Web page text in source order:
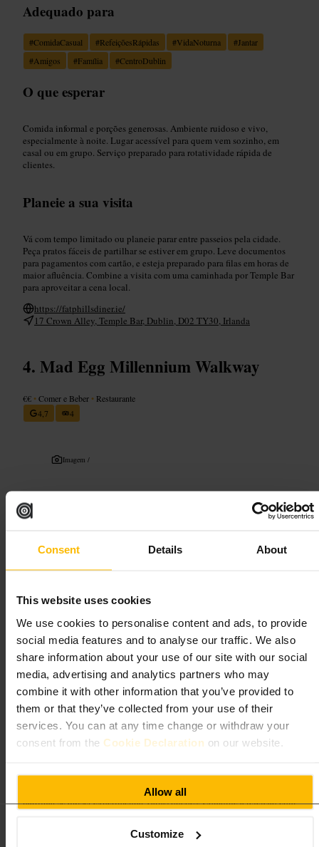
Consent Details About
This website uses cookies
We use cookies to personalise content and ads, to provide
social media features and to analyse our traffic. We also
share information about your use of our site with our social
media, advertising and analytics partners who may
combine it with other information that you’ve provided to
them or that they’ve collected from your use of their
services. You can at any time change or withdraw your
consent from the Cookie Declaration on our website.
Allow all
Customize
Adequado para
#ComidaCasual #RefeiçõesRápidas #VidaNoturna #Jantar
#Amigos #Família #CentroDublin
O que esperar
Comida informal e porções generosas. Ambiente ruidoso e vivo,
especialmente à noite. Lugar acessível para quem vem sozinho, em
casal ou em grupo. Serviço preparado para rotatividade rápida de
clientes.
Planeie a sua visita
Vá com tempo limitado ou planeie parar entre passeios pela cidade.
Peça pratos fáceis de partilhar se estiver em grupo. Leve documentos
para pagamentos com cartão, e esteja preparado para filas em horas de
maior afluência. Combine a visita com uma caminhada por Temple Bar
para aproveitar a cena local.
https://fatphillsdiner.ie/
17 Crown Alley, Temple Bar, Dublin, D02 TY30, Irlanda
Mad Egg Millennium Walkway
€€ •Comer e Beber • Restaurante
4,7
4
Imagem /
“Brunch descontraído no coração da cidade”
O que esperar
Menu focado em pratos simples e bem executados, com opções para
partilhar e pratos clássicos de brunch. Serviço ágil e ambiente
animado, com mesas para grupos e lugares para uma refeição rápida.
Carta de bebidas curta, pensada para acompanhar as refeições.
Planeie a sua visita
Se for em grupo, faça uma reserva para evitar espera. Peça pratos para
partilhar se quiser experimentar várias opções. Combine a refeição com
um passeio a pé pela zona para aproveitar a localização central.